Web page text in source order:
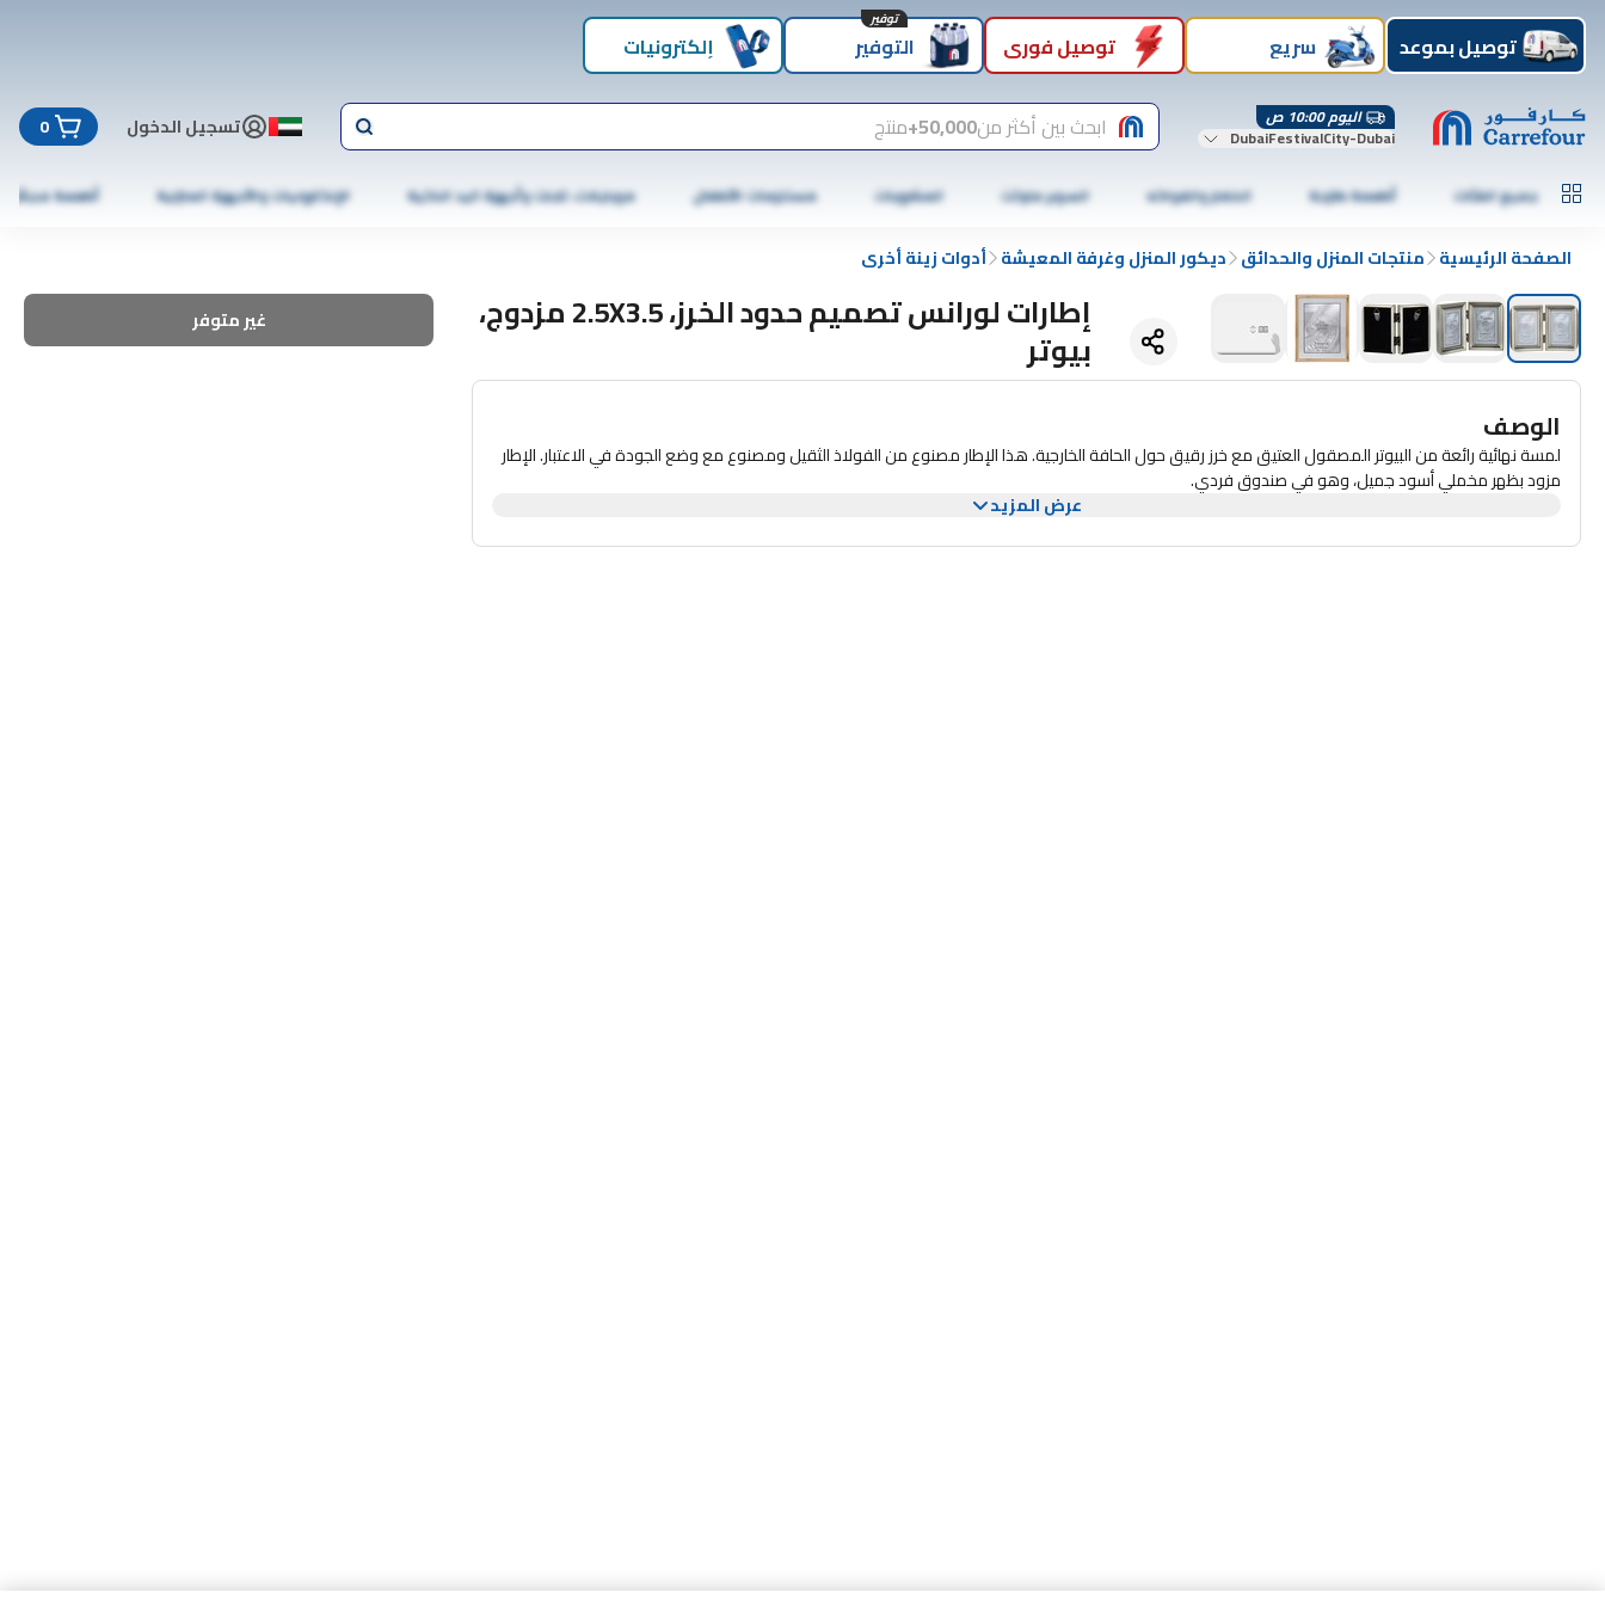
توصيل بموعد سريع توصيل فوري التوفير
توفير
إلكترونيات
اليوم 10:00 ص
DubaiFestivalCity-Dubai ابحث بين أكثر من50,000+ منتج تسجيل الدخول 0
جميع الفئات أطعمة طازجة الخضار والفواكه السوبر ماركت المشروبات مستلزمات الأطفال موبايلات، تابلت وأجهزة اليد الذكية الإلكترونيات والأجهزة المنزلية أطعمة مجمّدة
الصفحة الرئيسية منتجات المنزل والحدائق ديكور المنزل وغرفة المعيشة أدوات زينة أخرى
إطارات لورانس تصميم حدود الخرز، 2.5X3.5 مزدوج،
بيوتر
غير متوفر
الوصف
لمسة نهائية رائعة من البيوتر المصقول العتيق مع خرز رقيق حول الحافة الخارجية. هذا الإطار مصنوع من الفولاذ الثقيل ومصنوع مع وضع الجودة في الاعتبار. الإطار
مزود بظهر مخملي أسود جميل، وهو في صندوق فردي.
عرض المزيد